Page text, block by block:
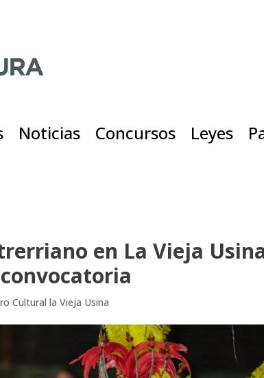
Noticias Concursos Leyes
en La Vieja
Cultural la Vieja Usina